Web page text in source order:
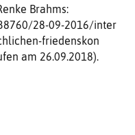
Brahms:
28-09-2016/inter
friedenskon
am 26.09.2018).